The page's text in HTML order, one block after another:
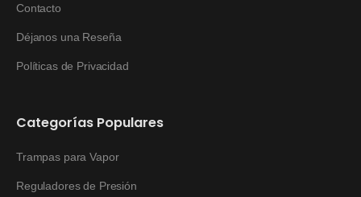
Contacto
Déjanos una Reseña
Políticas de Privacidad
Categorías Populares
Trampas para Vapor
Reguladores de Presión